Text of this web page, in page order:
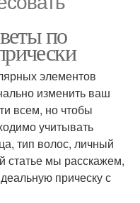
по
элементов
изменить ваш
всем, но чтобы
учитывать
тип волос, личный
статье мы расскажем,
прическу с